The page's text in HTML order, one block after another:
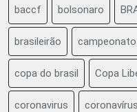
baccf bolsonaro
brasileirão
copa do brasil Copa
coronavirus coronavírus